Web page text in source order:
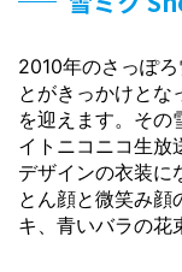
2010年のさっぽ
とがきっかけとな
を迎えます。その
イトニコニコ生放
デザインの衣装に
とん顔と微笑み顔
キ、青いバラの花